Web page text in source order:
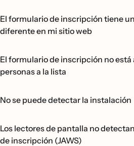
El formulario de inscripción tiene
diferente en mi sitio web
El formulario de inscripción no
personas a la lista
No se puede detectar la instalación
Los lectores de pantalla no
de inscripción (JAWS)